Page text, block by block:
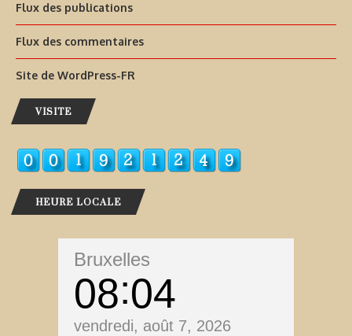
Flux des publications
Flux des commentaires
Site de WordPress-FR
VISITE
HEURE LOCALE
Bruxelles
08 04
vendredi, août 7, 2026